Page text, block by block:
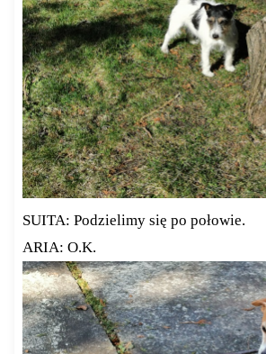
SUITA: Podzielimy się po połowie.
ARIA: O.K.